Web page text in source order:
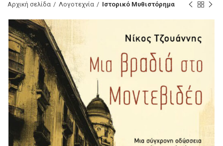
Αρχική σελίδα Λογοτεχνία Ιστορικό Μυθιστόρημα